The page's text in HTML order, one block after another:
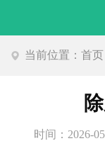
当前位置：首页
时间：2026-